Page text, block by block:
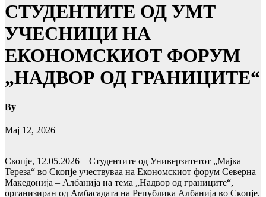
СТУДЕНТИТЕ ОД УМТ
УЧЕСНИЦИ НА
ЕКОНОМСКИОТ ФОРУМ
„НАДВОР ОД ГРАНИЦИТЕ“
By
Мај 12, 2026
Скопје, 12.05.2026 – Студентите од Универзитетот „Мајка
Тереза“ во Скопје учествуваа на Економскиот форум Северна
Македонија – Албанија на тема „Надвор од границите“,
организиран од Амбасадата на Република Албанија во Скопје.